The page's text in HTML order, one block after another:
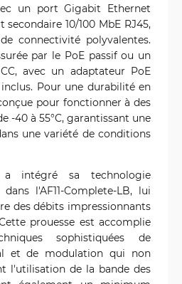
un port Gigabit Ethernet
10/100 MbE RJ45,
connectivité polyvalentes.
par le PoE passif ou un
avec un adaptateur PoE
inclus. Pour une durabilité en
pour fonctionner à des
-40 à 55°C, garantissant une
une variété de conditions
a intégré sa technologie
l'AF11-Complete-LB, lui
des débits impressionnants
prouesse est accomplie
sophistiquées de
et de modulation qui non
l'utilisation de la bande des